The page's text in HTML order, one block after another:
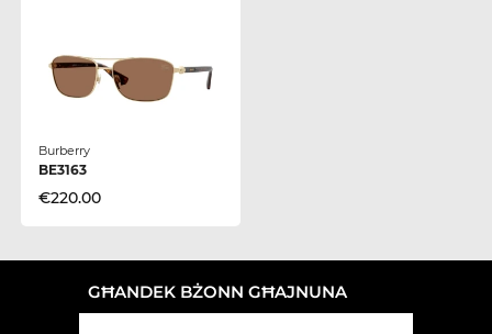
Burberry
BE3163
€220.00
GĦANDEK BŻONN GĦAJNUNA